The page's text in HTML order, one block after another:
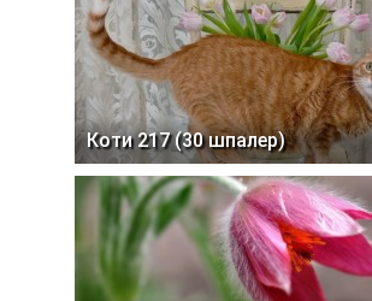
Коти 217 (30 шпалер)